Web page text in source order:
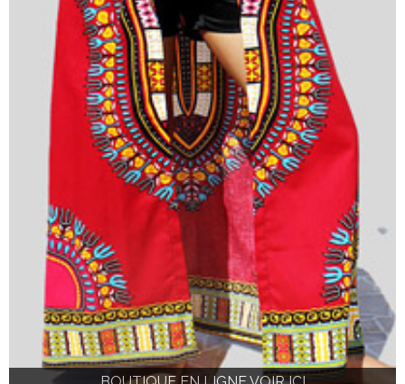
BOUTIQUE EN LIGNE VOIR ICI